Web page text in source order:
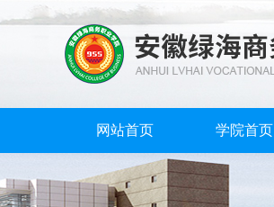
网站首页 学院首页